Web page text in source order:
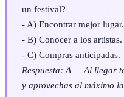
un festival?
- A) Encontrar mejor lugar.
- B) Conocer a los artistas.
- C) Compras anticipadas.
Respuesta: A — Al llegar
y aprovechas al máximo